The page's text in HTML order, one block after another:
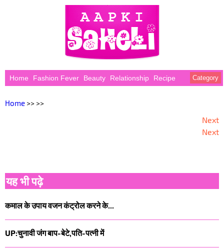
Home Fashion Fever Beauty Relationship Recipe Category
Home >> >>
Next
Next
यह भी पढ़े
कमाल के उपाय वजन कंट्रोल करने के...
UP:चुनावी जंग बाप-बेटे,पति-पत्नी में